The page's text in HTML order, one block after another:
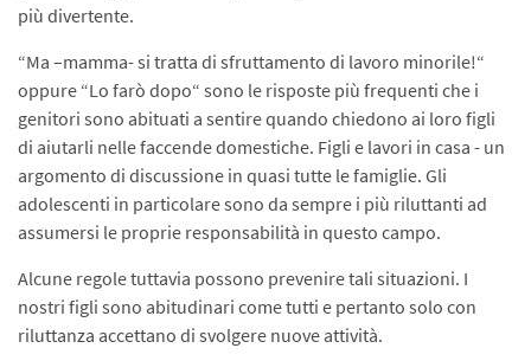
più divertente.
“Ma –mamma- si tratta di sfruttamento di lavoro minorile!“
oppure “Lo farò dopo“ sono le risposte più frequenti che i
genitori sono abituati a sentire quando chiedono ai loro figli
di aiutarli nelle faccende domestiche. Figli e lavori in casa - un
argomento di discussione in quasi tutte le famiglie. Gli
adolescenti in particolare sono da sempre i più riluttanti ad
assumersi le proprie responsabilità in questo campo.
Alcune regole tuttavia possono prevenire tali situazioni. I
nostri figli sono abitudinari come tutti e pertanto solo con
riluttanza accettano di svolgere nuove attività.